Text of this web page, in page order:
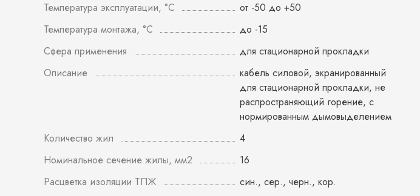
Температура эксплуатации, °С
от -50 до +50
Температура монтажа, °С
до -15
Сфера применения
для стационарной прокладки
Описание
кабель силовой, экранированный
для стационарной прокладки, не
распространяющий горение, с
нормированным дымовыделением
Количество жил
4
Номинальное сечение жилы, мм2
16
Расцветка изоляции ТПЖ
син., сер., черн., кор.